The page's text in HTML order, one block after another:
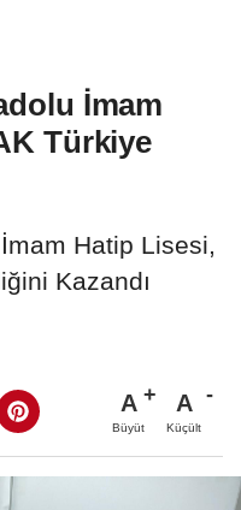
İmam
Türkiye
Hatip Lisesi,
Kazandı
A
Büyüt
A
Küçült